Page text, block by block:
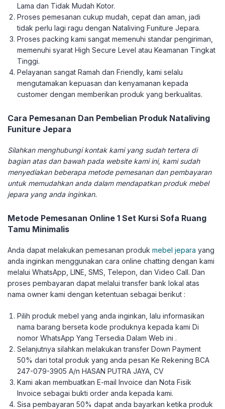
Lama dan Tidak Mudah Kotor.
Proses pemesanan cukup mudah, cepat dan aman, jadi
tidak perlu lagi ragu dengan Nataliving Funiture Jepara.
Proses packing kami sangat memenuhi standar pengiriman,
memenuhi syarat High Secure Level atau Keamanan Tingkat
Tinggi.
Pelayanan sangat Ramah dan Friendly, kami selalu
mengutamakan kepuasan dan kenyamanan kepada
customer dengan memberikan produk yang berkualitas.
Cara Pemesanan Dan Pembelian Produk Nataliving
Funiture Jepara
Silahkan menghubungi kontak kami yang sudah tertera di
bagian atas dan bawah pada website kami ini, kami sudah
menyediakan beberapa metode pemesanan dan pembayaran
untuk memudahkan anda dalam mendapatkan produk mebel
jepara yang anda inginkan.
Metode Pemesanan Online 1 Set Kursi Sofa Ruang
Tamu Minimalis
Anda dapat melakukan pemesanan produk mebel jepara yang
anda inginkan menggunakan cara online chatting dengan kami
melalui WhatsApp, LINE, SMS, Telepon, dan Video Call. Dan
proses pembayaran dapat melalui transfer bank lokal atas
nama owner kami dengan ketentuan sebagai berikut :
Pilih produk mebel yang anda inginkan, lalu informasikan
nama barang berseta kode produknya kepada kami Di
nomor WhatsApp Yang Tersedia Dalam Web ini .
Selanjutnya silahkan melakukan transfer Down Payment
50% dari total produk yang anda pesan Ke Rekening BCA
247-079-3905 A/n HASAN PUTRA JAYA, CV
Kami akan membuatkan E-mail Invoice dan Nota Fisik
Invoice sebagai bukti order anda kepada kami.
Sisa pembayaran 50% dapat anda bayarkan ketika produk